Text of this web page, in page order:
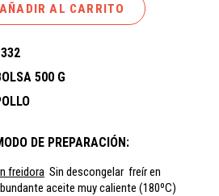
AÑADIR AL CARRITO
500 G
DE PREPARACIÓN:
freidora Sin descongelar freír en
aceite muycaliente (180ºC)